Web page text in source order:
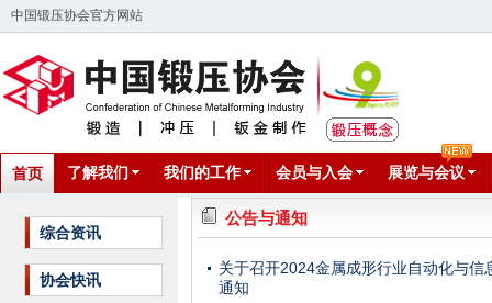
中国锻压协会官方网站
首页 了解我们 我们的工作 会员与入会 展览与会议
综合资讯
协会快讯
公告与通知
关于召开2024金属成形行业自动化与
通知